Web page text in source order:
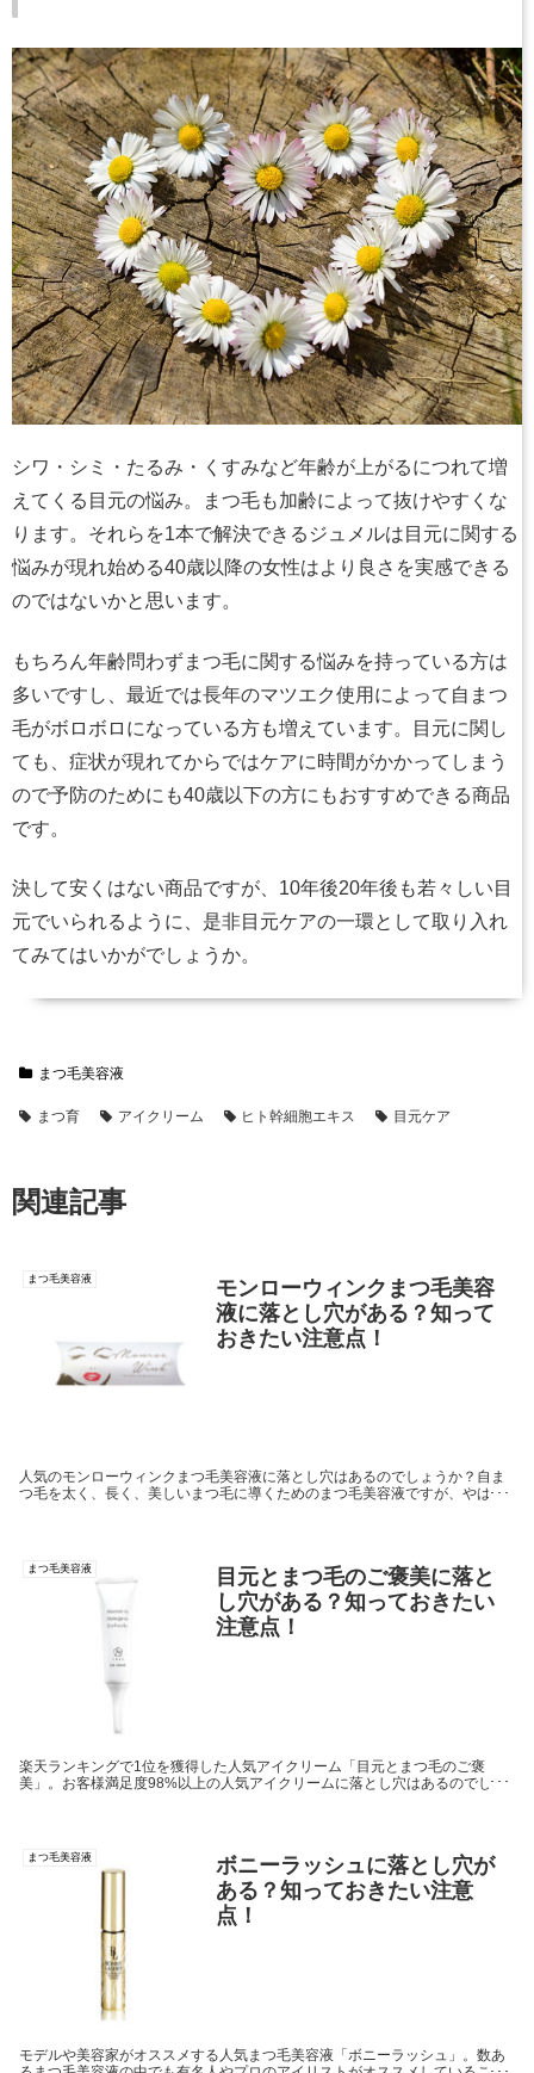
シワ・シミ・たるみ・くすみなど年齢が上がるにつれて増
えてくる目元の悩み。まつ毛も加齢によって抜けやすくな
ります。それらを1本で解決できるジュメルは目元に関する
悩みが現れ始める40歳以降の女性はより良さを実感できる
のではないかと思います。
もちろん年齢問わずまつ毛に関する悩みを持っている方は
多いですし、最近では長年のマツエク使用によって自まつ
毛がボロボロになっている方も増えています。目元に関し
ても、症状が現れてからではケアに時間がかかってしまう
ので予防のためにも40歳以下の方にもおすすめできる商品
です。
決して安くはない商品ですが、10年後20年後も若々しい目
元でいられるように、是非目元ケアの一環として取り入れ
てみてはいかがでしょうか。
まつ毛美容液
まつ育 アイクリーム ヒト幹細胞エキス 目元ケア
関連記事
まつ毛美容液
モンローウィンクまつ毛美容
液に落とし穴がある？知って
おきたい注意点！
人気のモンローウィンクまつ毛美容液に落とし穴はあるのでしょうか？自ま
つ毛を太く、長く、美しいまつ毛に導くためのまつ毛美容液ですが、やはり
まつ毛美容液
目元とまつ毛のご褒美に落と
し穴がある？知っておきたい
注意点！
楽天ランキングで1位を獲得した人気アイクリーム「目元とまつ毛のご褒
美」。お客様満足度98%以上の人気アイクリームに落とし穴はあるのでしょ
まつ毛美容液
ボニーラッシュに落とし穴が
ある？知っておきたい注意
点！
モデルや美容家がオススメする人気まつ毛美容液「ボニーラッシュ」。数あ